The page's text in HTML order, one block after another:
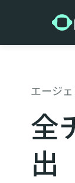
エージ
全
出